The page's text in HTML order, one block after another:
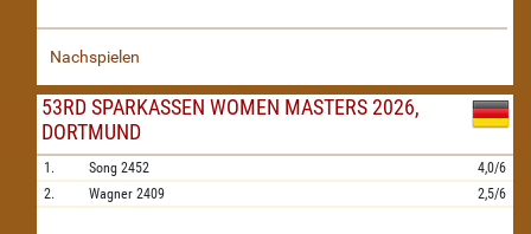
Nachspielen
53RD SPARKASSEN WOMEN MASTERS 2026,
DORTMUND
1. Song 2452
4,0/6
2.
Wagner 2409 2,5/6